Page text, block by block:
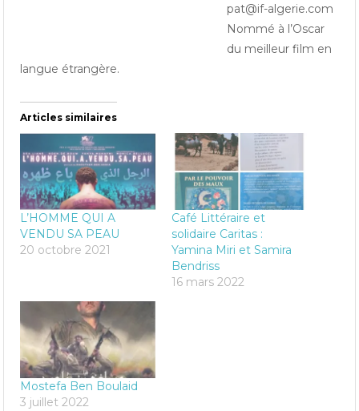
pat@if-algerie.com
Nommé à l’Oscar
du meilleur film en
langue étrangère.
Articles similaires
L’HOMME QUI A
VENDU SA PEAU
20 octobre 2021
Café Littéraire et
solidaire Caritas :
Yamina Miri et Samira
Bendriss
16 mars 2022
Mostefa Ben Boulaid
3 juillet 2022